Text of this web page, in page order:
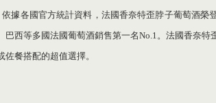
據各國官方統計資料，法國香奈特歪脖子葡萄酒榮
巴西等多國法國葡萄酒銷售第一名No.1。法國香奈特
餐搭配的超值選擇。